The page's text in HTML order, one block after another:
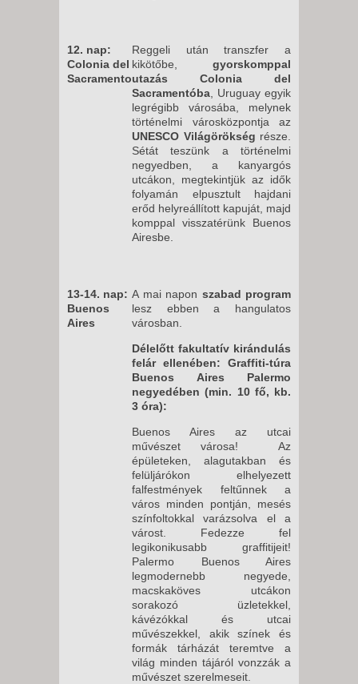
12. nap:
Colonia del
Sacramento
Reggeli után transzfer a
kikötőbe, gyorskomppal
utazás Colonia del
Sacramentóba , Uruguay egyik
legrégibb városába, melynek
történelmi városközpontja az
UNESCO Világörökség része.
Sétát teszünk a történelmi
negyedben, a kanyargós
utcákon, megtekintjük az idők
folyamán elpusztult hajdani
erőd helyreállított kapuját, majd
komppal visszatérünk Buenos
Airesbe.
13-14. nap:
Buenos
Aires
A mai napon szabad program
lesz ebben a hangulatos
városban.
Délelőtt fakultatív kirándulás
felár ellenében: Graffiti-túra
Buenos Aires Palermo
negyedében (min. 10 fő, kb.
3 óra):
Buenos Aires az utcai
művészet városa! Az
épületeken, alagutakban és
felüljárókon elhelyezett
falfestmények feltűnnek a
város minden pontján, mesés
színfoltokkal varázsolva el a
várost. Fedezze fel
legikonikusabb graffitijeit!
Palermo Buenos Aires
legmodernebb negyede,
macskaköves utcákon
sorakozó üzletekkel,
kávézókkal és utcai
művészekkel, akik színek és
formák tárházát teremtve a
világ minden tájáról vonzzák a
művészet szerelmeseit.